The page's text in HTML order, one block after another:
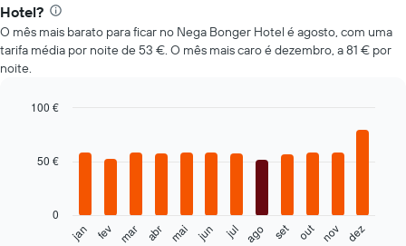
Hotel?
O mês mais barato para ficar no Nega Bonger Hotel é agosto, com uma
tarifa média por noite de 53 €. O mês mais caro é dezembro, a 81 € por
noite.
with
jan fev mar abr mai jun jul ago set out nov dez
0
50 €
100 €